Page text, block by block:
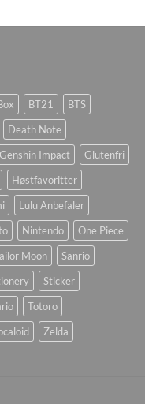
BT21
BTS
Death Note
Genshin Impact
Glutenfri
Høstfavoritter
Lulu Anbefaler
Nintendo
One Piece
Moon
Sanrio
Sticker
Totoro
Zelda